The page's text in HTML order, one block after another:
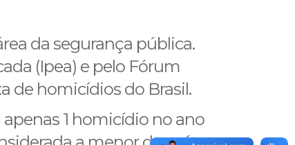
da segurança pública.
(Ipea) e pelo Fórum
de homicídios do Brasil.
1 homicídio no ano